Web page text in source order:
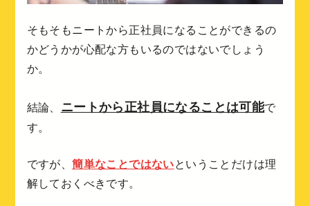
そもそもニートから正社員になることができるの
かどうかが心配な方もいるのではないでしょう
か。
結論、 ニートから正社員になることは可能で
す。
ですが、簡単なことではないということだけは理
解しておくべきです。